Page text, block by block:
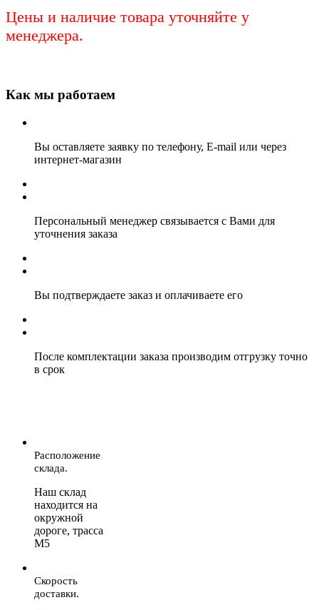
Цены и наличие товара уточняйте у
менеджера.
Как мы работаем
Вы оставляете заявку по телефону, E-mail или через
интернет-магазин
Персональный менеджер связывается с Вами для
уточнения заказа
Вы подтверждаете заказ и оплачиваете его
После комплектации заказа производим отгрузку точно
в срок
Расположение
склада.
Наш склад
находится на
окружной
дороге, трасса
М5
Скорость
доставки.